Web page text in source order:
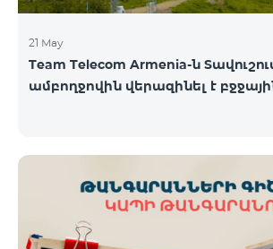
21 May
Team Telecom Armenia-ն
ամբողջովին վերազինել է